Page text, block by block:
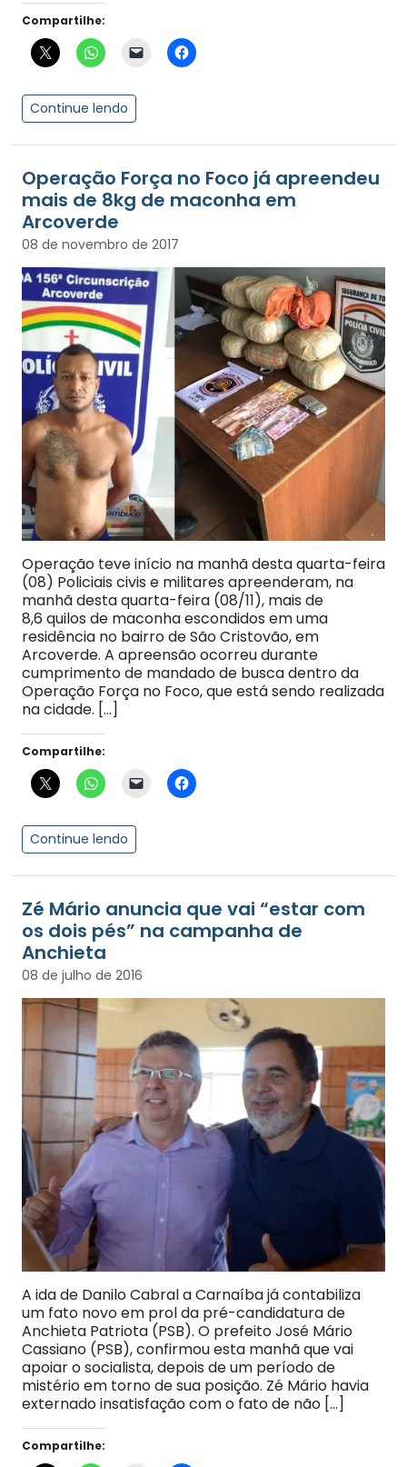
Compartilhe:
Continue lendo
Operação Força no Foco já apreendeu
mais de 8kg de maconha em
Arcoverde
08 de novembro de 2017
Operação teve início na manhã desta quarta-feira
(08) Policiais civis e militares apreenderam, na
manhã desta quarta-feira (08/11), mais de
8,6 quilos de maconha escondidos em uma
residência no bairro de São Cristovão, em
Arcoverde. A apreensão ocorreu durante
cumprimento de mandado de busca dentro da
Operação Força no Foco, que está sendo realizada
na cidade. […]
Compartilhe:
Continue lendo
Zé Mário anuncia que vai “estar com
os dois pés” na campanha de
Anchieta
08 de julho de 2016
A ida de Danilo Cabral a Carnaíba já contabiliza
um fato novo em prol da pré-candidatura de
Anchieta Patriota (PSB). O prefeito José Mário
Cassiano (PSB), confirmou esta manhã que vai
apoiar o socialista, depois de um período de
mistério em torno de sua posição. Zé Mário havia
externado insatisfação com o fato de não […]
Compartilhe: